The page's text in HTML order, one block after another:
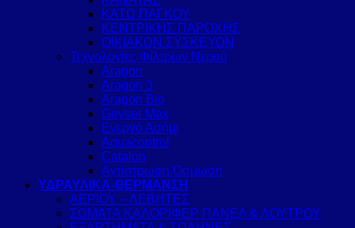
ΚΑΤΩ ΠΑΓΚΟΥ
ΚΕΝΤΡΙΚΗΣ ΠΑΡΟΧΗΣ
ΟΙΚΙΑΚΩΝ ΣΥΣΚΕΥΩΝ
Τεχνολογίες Φίλτρων Νερού
Aragon
Aragon 3
Aragon Bio
Geyser Max
Ενεργό Ασήμι
Aquacontrol
Catalon
Αντίστρωφη Όσμωση
ΥΔΡΑΥΛΙΚΑ-ΘΕΡΜΑΝΣΗ
ΑΕΡΙΟΥ – ΛΕΒΗΤΕΣ
ΣΩΜΑΤΑ ΚΑΛΟΡΙΦΕΡ ΠΑΝΕΛ & ΛΟΥΤΡΟΥ